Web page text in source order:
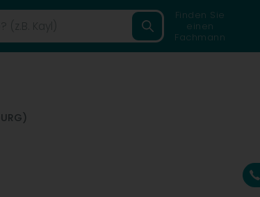
Finden Sie
einen
Fachmann